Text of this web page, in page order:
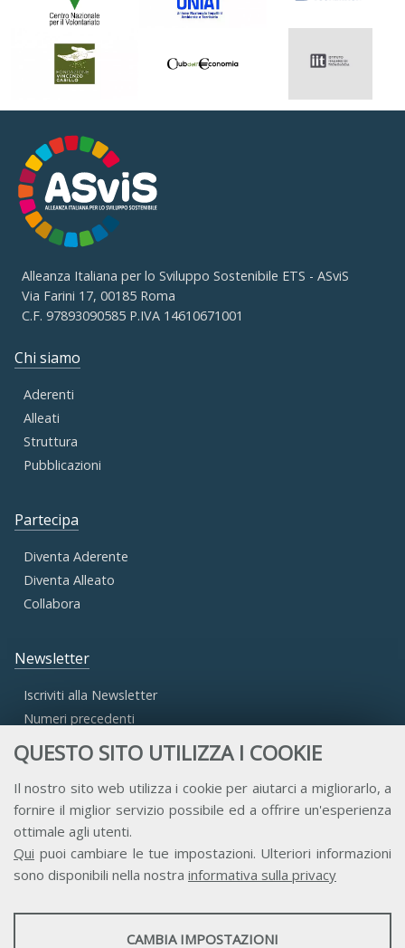
QUESTO SITO UTILIZZA I COOKIE
Il nostro sito web utilizza i cookie per aiutarci a migliorarlo, a
fornire il miglior servizio possibile ed a offrire un'esperienza
ottimale agli utenti.
Qui puoi cambiare le tue impostazioni. Ulteriori informazioni
sono disponibili nella nostra informativa sulla privacy
STATISTICHE
CAMBIA IMPOSTAZIONI
Alleanza Italiana per lo Sviluppo Sostenibile ETS - ASviS
Via Farini 17, 00185 Roma
C.F. 97893090585 P.IVA 14610671001
Chi siamo
Aderenti
Alleati
Struttura
Pubblicazioni
Partecipa
Diventa Aderente
Diventa Alleato
Collabora
Newsletter
Iscriviti alla Newsletter
Numeri precedenti
Accesso Aderenti
Accesso Consulta
Accesso Team